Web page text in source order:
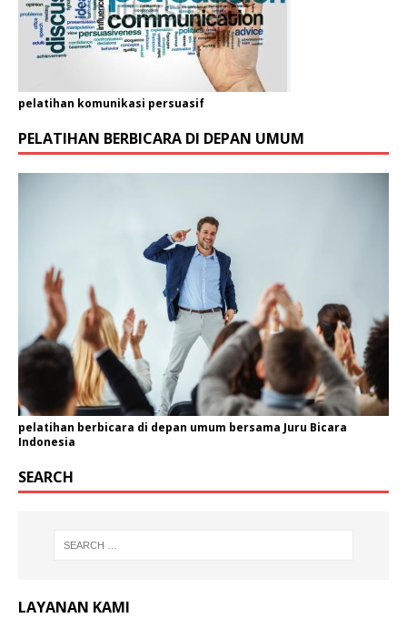
pelatihan komunikasi persuasif
PELATIHAN BERBICARA DI DEPAN UMUM
pelatihan berbicara di depan umum bersama Juru Bicara
Indonesia
SEARCH
LAYANAN KAMI